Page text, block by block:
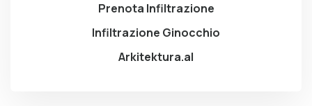
Prenota Infiltrazione
Infiltrazione Ginocchio
Arkitektura.al